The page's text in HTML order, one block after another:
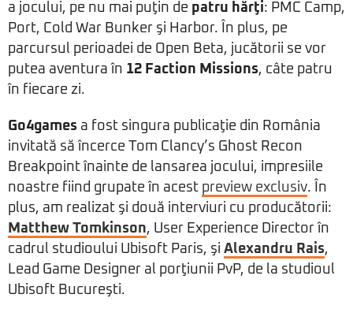
a jocului, pe nu mai puţin de patru hărţi: PMC Camp,
Port, Cold War Bunker şi Harbor. În plus, pe
parcursul perioadei de Open Beta, jucătorii se vor
putea aventura în 12 Faction Missions, câte patru
în fiecare zi.
Go4games a fost singura publicaţie din România
invitată să încerce Tom Clancy’s Ghost Recon
Breakpoint înainte de lansarea jocului, impresiile
noastre fiind grupate în acest preview exclusiv. În
plus, am realizat şi două interviuri cu producătorii:
Matthew Tomkinson, User Experience Director în
cadrul studioului Ubisoft Paris, şi Alexandru Rais,
Lead Game Designer al porţiunii PvP, de la studioul
Ubisoft Bucureşti.